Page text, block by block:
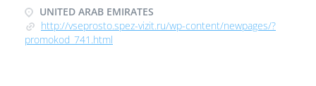
UNITED ARAB EMIRATES
http://vseprosto.spez-vizit.ru/wp-content/newpages/?
promokod_741.html